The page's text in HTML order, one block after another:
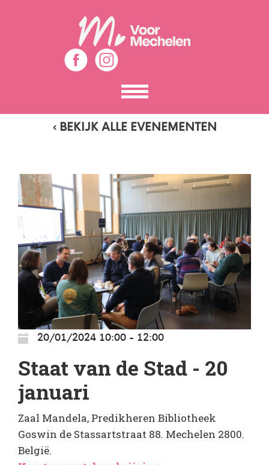
Toon
het
menu
‹ BEKIJK ALLE EVENEMENTEN
20/01/2024 10:00 - 12:00
Staat van de Stad - 20
januari
Zaal Mandela, Predikheren Bibliotheek
Goswin de Stassartstraat 88. Mechelen 2800.
België.